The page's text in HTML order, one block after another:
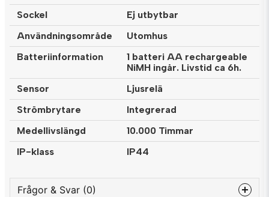
Sockel
Ej utbytbar
Användningsområde
Utomhus
Batteriinformation
1 batteri AA rechargeable
NiMH ingår. Livstid ca 6h.
Sensor
Ljusrelä
Strömbrytare
Integrerad
Medellivslängd
10.000 Timmar
IP-klass
IP44
Frågor & Svar (0)